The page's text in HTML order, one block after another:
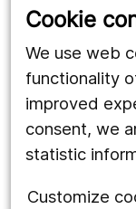
Cookie
We use web
functionality
improved
consent, we
statistic
Customize
Vårdgivare
Utveckling
Follow us
Facebook